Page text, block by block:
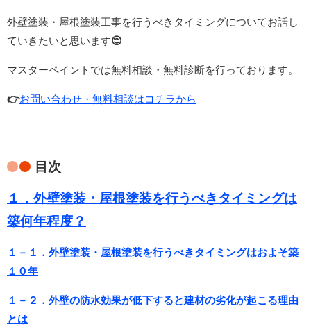
外壁塗装・屋根塗装工事を行うべきタイミングについてお話し
ていきたいと思います😌
マスターペイントでは無料相談・無料診断を行っております。
👉お問い合わせ・無料相談はコチラから
目次
１． 外壁塗装・屋根塗装を行うべきタイミングは
築何年程度？
１－１．外壁塗装・屋根塗装を行うべきタイミングはおよそ築
１０年
１－２．外壁の防水効果が低下すると建材の劣化が起こる理由
とは